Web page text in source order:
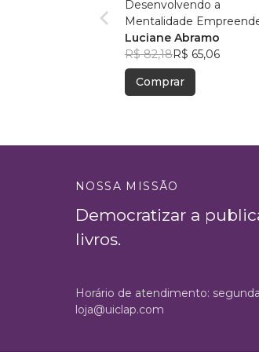
Desenvolvendo a
Mentalidade
Luciane Abramo
R$ 82,18R$ 65,06
Comprar
NOSSA MISSÃO
Democratizar a
livros.
Horário de atendimento:
loja@uiclap.com